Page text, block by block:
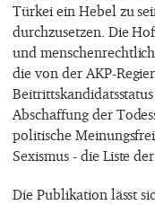
Türkei ein Hebel zu
durchzusetzen. Die
und
die von der AKP-
Abschaffung der
politische
Sexismus - die Liste
Die Publikation lässt